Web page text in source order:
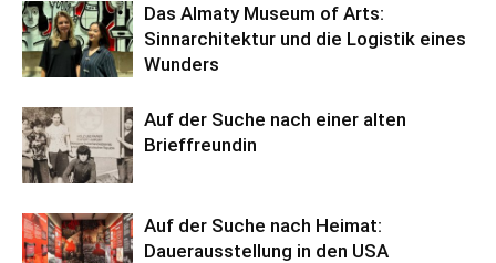
Das Almaty Museum of Arts:
Sinnarchitektur und die Logistik eines
Wunders
Auf der Suche nach einer alten
Brieffreundin
Auf der Suche nach Heimat:
Dauerausstellung in den USA